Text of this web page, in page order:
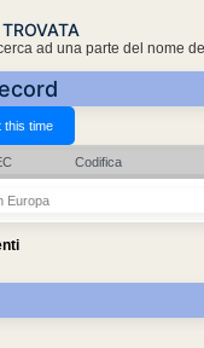
ad una parte del nome
Codifica
Europa